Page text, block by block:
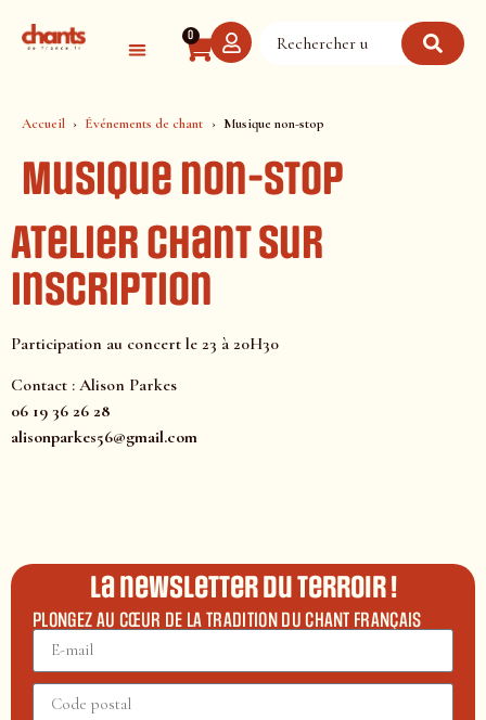
0
Accueil Événements de chant Musique non-stop
Musique non-stop
Atelier chant sur
inscription
Participation au concert le 23 à 20H30
Contact : Alison Parkes
06 19 36 26 28
alisonparkes56@gmail.com
La newsletter du terroir !
PLONGEZ AU CŒUR DE LA TRADITION DU CHANT FRANÇAIS